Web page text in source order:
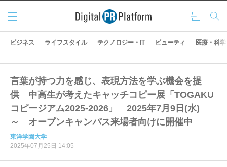
ログ
イン
検索
メニ
ュー
ビジネス ライフスタイル テクノロジー・IT ビューティ 医療・科学
言葉が持つ力を感じ、表現方法を学ぶ機会を提
供 中高生が考えたキャッチコピー展「TOGAKU
コピージアム2025‐2026」 2025年7月9日(水)
～ オープンキャンパス来場者向けに開催中
東洋学園大学
2025年07月25日 14:05